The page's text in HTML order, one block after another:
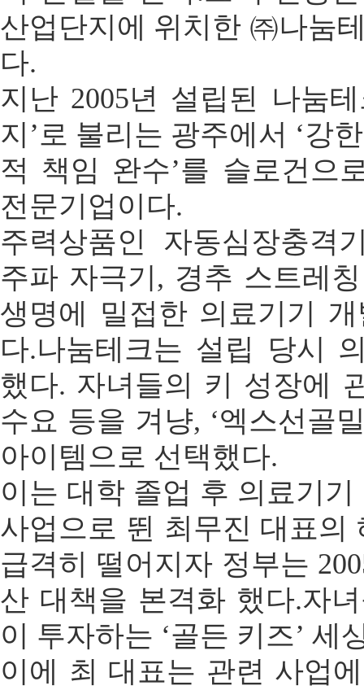
산업단지에 위치한 ㈜나눔
다.
지난 2005년 설립된 나눔
지’로 불리는 광주에서 ‘강
적 책임 완수’를 슬로건으
전문기업이다.
주력상품인 자동심장충격
주파 자극기, 경추 스트레
생명에 밀접한 의료기기
다.나눔테크는 설립 당시
했다. 자녀들의 키 성장에
수요 등을 겨냥, ‘엑스선골
아이템으로 선택했다.
이는 대학 졸업 후 의료기
사업으로 뛴 최무진 대표의
급격히 떨어지자 정부는
산 대책을 본격화 했다.자
이 투자하는 ‘골든 키즈’ 세
이에 최 대표는 관련 사업